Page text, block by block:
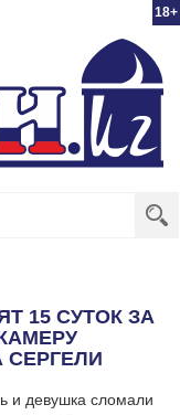
18+
15 СУТОК ЗА
СЕРГЕЛИ
и девушка сломали